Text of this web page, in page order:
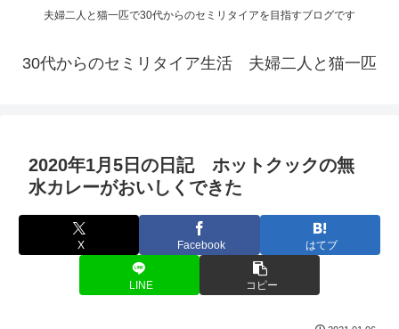
夫婦二人と猫一匹で30代からのセミリタイアを目指すブログです
30代からのセミリタイア生活 夫婦二人と猫一匹
2020年1月5日の日記 ホットクックの無
水カレーがおいしくできた
X Facebook はてブ
LINE コピー